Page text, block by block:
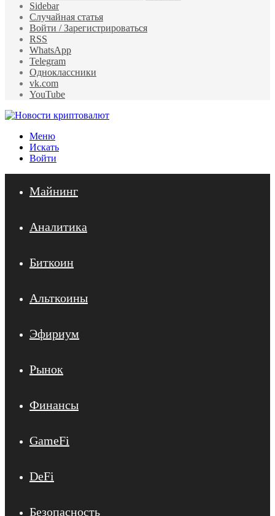
Sidebar
Случайная статья
Войти / Зарегистрироваться
RSS
WhatsApp
Telegram
Одноклассники
vk.com
YouTube
Меню
Искать
Войти
Майнинг
Аналитика
Биткоин
Альткоины
Эфириум
Рынок
Финансы
GameFi
DeFi
Безопасность